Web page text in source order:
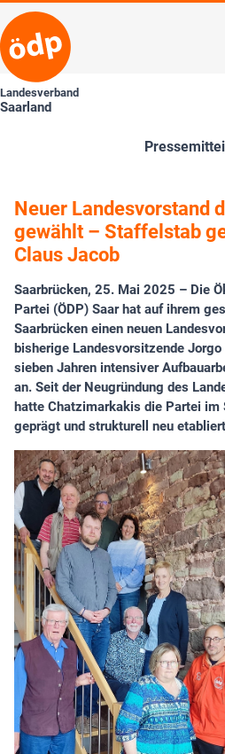
Landesverband
Saarland
Neuer Landesvorstand
gewählt – Staffelstab
Claus Jacob
Saarbrücken, 25. Mai 2025 – Die
Partei (ÖDP) Saar hat auf ihrem
Saarbrücken einen neuen
bisherige Landesvorsitzende
sieben Jahren intensiver
an. Seit der Neugründung des
hatte Chatzimarkakis die Partei im
geprägt und strukturell neu